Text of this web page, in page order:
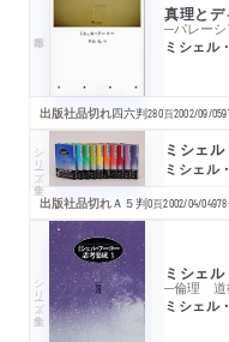
真理と
─パレー
ミシェル
出版社品切れ四六判280頁2002/09/05
シリーズ・全集 ミシェ
ミシェル
出版社品切れＡ５判0頁2002/04/04
シリーズ・全集 ミシェ
─倫理
ミシェル